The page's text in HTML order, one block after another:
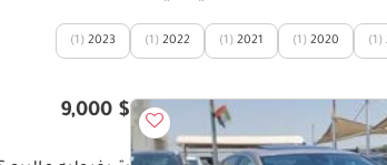
(1)
2020
(1)
2021
(1)
2022
(1)
2023
(1)
$ 9,000